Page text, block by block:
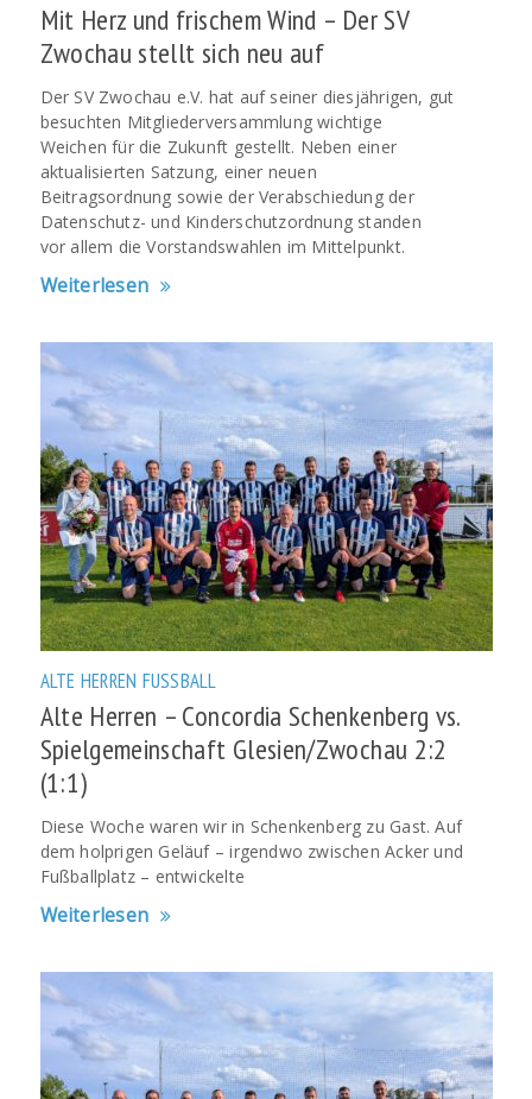
Mit Herz und frischem Wind – Der SV
Zwochau stellt sich neu auf
Der SV Zwochau e.V. hat auf seiner diesjährigen, gut
besuchten Mitgliederversammlung wichtige
Weichen für die Zukunft gestellt. Neben einer
aktualisierten Satzung, einer neuen
Beitragsordnung sowie der Verabschiedung der
Datenschutz- und Kinderschutzordnung standen
vor allem die Vorstandswahlen im Mittelpunkt.
Weiterlesen
ALTE HERREN FUSSBALL
Alte Herren – Concordia Schenkenberg vs.
Spielgemeinschaft Glesien/Zwochau 2:2
(1:1)
Diese Woche waren wir in Schenkenberg zu Gast. Auf
dem holprigen Geläuf – irgendwo zwischen Acker und
Fußballplatz – entwickelte
Weiterlesen